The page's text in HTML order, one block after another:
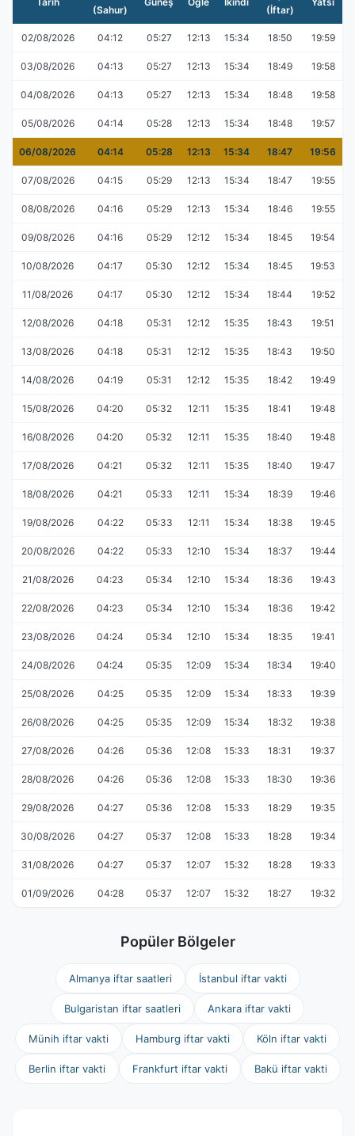
(Sahur)
(İftar)
02/08/2026 04:12 05:27 12:13 15:34 18:50 19:59
03/08/2026 04:13 05:27 12:13 15:34 18:49 19:58
04/08/2026 04:13 05:27 12:13 15:34 18:48 19:58
05/08/2026 04:14 05:28 12:13 15:34 18:48 19:57
06/08/2026 04:14 05:28 12:13 15:34 18:47 19:56
07/08/2026 04:15 05:29 12:13 15:34 18:47 19:55
08/08/2026 04:16 05:29 12:13 15:34 18:46 19:55
09/08/2026 04:16 05:29 12:12 15:34 18:45 19:54
10/08/2026 04:17 05:30 12:12 15:34 18:45 19:53
11/08/2026 04:17 05:30 12:12 15:34 18:44 19:52
12/08/2026 04:18 05:31 12:12 15:35 18:43 19:51
13/08/2026 04:18 05:31 12:12 15:35 18:43 19:50
14/08/2026 04:19 05:31 12:12 15:35 18:42 19:49
15/08/2026 04:20 05:32 12:11 15:35 18:41 19:48
16/08/2026 04:20 05:32 12:11 15:35 18:40 19:48
17/08/2026 04:21 05:32 12:11 15:35 18:40 19:47
18/08/2026 04:21 05:33 12:11 15:34 18:39 19:46
19/08/2026 04:22 05:33 12:11 15:34 18:38 19:45
20/08/2026 04:22 05:33 12:10 15:34 18:37 19:44
21/08/2026 04:23 05:34 12:10 15:34 18:36 19:43
22/08/2026 04:23 05:34 12:10 15:34 18:36 19:42
23/08/2026 04:24 05:34 12:10 15:34 18:35 19:41
24/08/2026 04:24 05:35 12:09 15:34 18:34 19:40
25/08/2026 04:25 05:35 12:09 15:34 18:33 19:39
26/08/2026 04:25 05:35 12:09 15:34 18:32 19:38
27/08/2026 04:26 05:36 12:08 15:33 18:31 19:37
28/08/2026 04:26 05:36 12:08 15:33 18:30 19:36
29/08/2026 04:27 05:36 12:08 15:33 18:29 19:35
30/08/2026 04:27 05:37 12:08 15:33 18:28 19:34
31/08/2026 04:27 05:37 12:07 15:32 18:28 19:33
01/09/2026 04:28 05:37 12:07 15:32 18:27 19:32
Popüler Bölgeler
Almanya iftar saatleri İstanbul iftar vakti
Bulgaristan iftar saatleri Ankara iftar vakti
Münih iftar vakti Hamburg iftar vakti Köln iftar vakti
Berlin iftar vakti Frankfurt iftar vakti Bakü iftar vakti